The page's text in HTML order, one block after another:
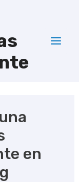
en